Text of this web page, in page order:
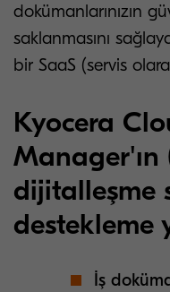
dokümanlarınızın
saklanmasını
bir SaaS (servis
Kyocera
Manager'ın
dijitalleşme
destekleme
İş